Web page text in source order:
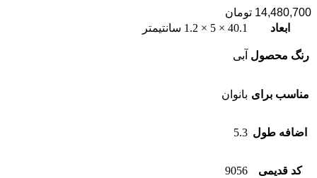
14,480,700 تومان
ابعاد
40.1 × 5 × 1.2 سانتیمتر
رنگ محصول آبی
مناسب برای بانوان
اضافه طول 5.3
کد قدیمی 9056